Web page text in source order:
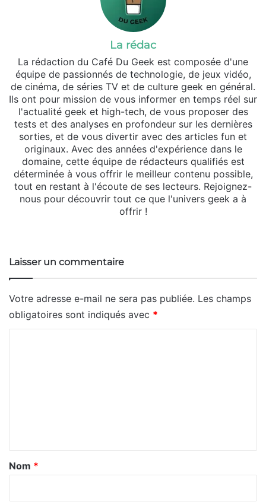
La rédac
La rédaction du Café Du Geek est composée d'une
équipe de passionnés de technologie, de jeux vidéo,
de cinéma, de séries TV et de culture geek en général.
Ils ont pour mission de vous informer en temps réel sur
l'actualité geek et high-tech, de vous proposer des
tests et des analyses en profondeur sur les dernières
sorties, et de vous divertir avec des articles fun et
originaux. Avec des années d'expérience dans le
domaine, cette équipe de rédacteurs qualifiés est
déterminée à vous offrir le meilleur contenu possible,
tout en restant à l'écoute de ses lecteurs. Rejoignez-
nous pour découvrir tout ce que l'univers geek a à
offrir !
Laisser un commentaire
Votre adresse e-mail ne sera pas publiée. Les champs
obligatoires sont indiqués avec *
a
Nom *